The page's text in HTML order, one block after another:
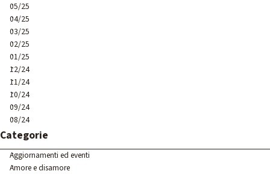
05/25
04/25
03/25
02/25
01/25
12/24
11/24
10/24
09/24
08/24
Salta blocco Categorie
Categorie
Aggiornamenti ed eventi
Amore e disamore